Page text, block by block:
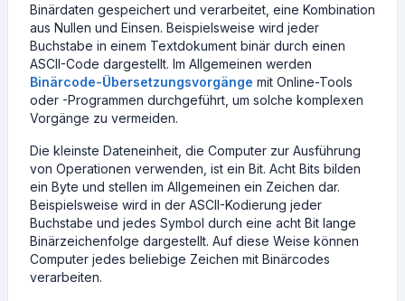
Binärdaten gespeichert und verarbeitet, eine Kombination
aus Nullen und Einsen. Beispielsweise wird jeder
Buchstabe in einem Textdokument binär durch einen
ASCII-Code dargestellt. Im Allgemeinen werden
Binärcode-Übersetzungsvorgänge mit Online-Tools
oder -Programmen durchgeführt, um solche komplexen
Vorgänge zu vermeiden.
Die kleinste Dateneinheit, die Computer zur Ausführung
von Operationen verwenden, ist ein Bit. Acht Bits bilden
ein Byte und stellen im Allgemeinen ein Zeichen dar.
Beispielsweise wird in der ASCII-Kodierung jeder
Buchstabe und jedes Symbol durch eine acht Bit lange
Binärzeichenfolge dargestellt. Auf diese Weise können
Computer jedes beliebige Zeichen mit Binärcodes
verarbeiten.